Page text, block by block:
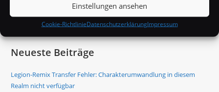
Einstellungen ansehen
Cookie-RichtlinieDatenschutzerklärungImpressum
Riegel
Vor
Neueste Beiträge
Legion-Remix Transfer Fehler: Charakterumwandlung in diesem
Realm nicht verfügbar